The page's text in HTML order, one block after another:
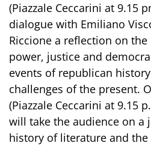
(Piazzale Ceccarini at 9.15
dialogue with Emiliano
Riccione a reflection on
power, justice and
events of republican
challenges of the present.
(Piazzale Ceccarini at 9.15
will take the audience on a
history of literature and